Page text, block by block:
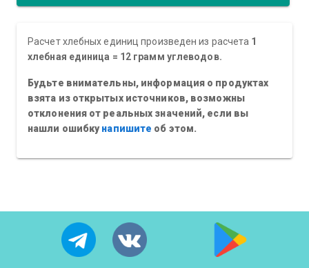
Расчет хлебных единиц произведен из расчета 1
хлебная единица = 12 грамм углеводов.
Будьте внимательны, информация о продуктах
взята из открытых источников, возможны
отклонения от реальных значений, если вы
нашли ошибкунапишите об этом.